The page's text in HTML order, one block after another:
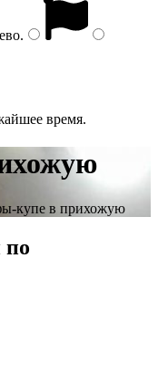
.
время.
купе в прихожую
по